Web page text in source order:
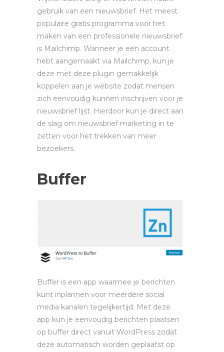
gebruik van een nieuwsbrief. Het meest
populaire gratis programma voor het
maken van een professionele nieuwsbrief
is Mailchimp. Wanneer je een account
hebt aangemaakt via Mailchimp, kun je
deze met deze plugin gemakkelijk
koppelen aan je website zodat mensen
zich eenvoudig kunnen inschrijven voor je
nieuwsbrief lijst. Hierdoor kun je direct aan
de slag om nieuwsbrief marketing in te
zetten voor het trekken van meer
bezoekers.
Buffer
Buffer is een app waarmee je berichten
kunt inplannen voor meerdere social
media kanalen tegelijkertijd. Met deze
app kun je eenvoudig berichten plaatsen
op buffer direct vanuit WordPress zodat
deze automatisch worden geplaatst op